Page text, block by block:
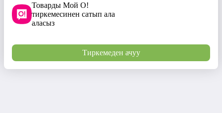
Товарды Мой О!
тиркемесинен сатып ала
аласыз
Тиркемеден ачуу